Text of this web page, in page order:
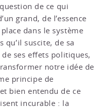
de ce qui
grand, de l’essence
dans le système
qu’il suscite, de sa
ses effets politiques,
notre idée de
principe de
bien entendu de ce
incurable : la